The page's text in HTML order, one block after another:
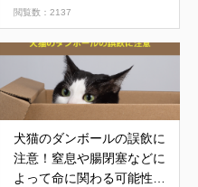
閲覧数：2137
犬猫のダンボールの誤飲に
注意！窒息や腸閉塞などに
よって命に関わる可能性も